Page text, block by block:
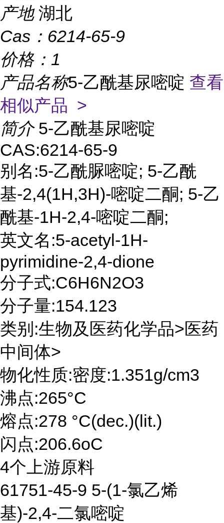
产地 湖北
Cas： 6214-65-9
价格： 1
产品名称5-乙酰基尿嘧啶 查看
相似产品 >
简介 5-乙酰基尿嘧啶
CAS:6214-65-9
别名:5-乙酰脲嘧啶; 5-乙酰
基-2,4(1H,3H)-嘧啶二酮; 5-乙
酰基-1H-2,4-嘧啶二酮;
英文名:5-acetyl-1H-
pyrimidine-2,4-dione
分子式:C6H6N2O3
分子量:154.123
类别:生物及医药化学品>医药
中间体>
物化性质:密度:1.351g/cm3
沸点:265°C
熔点:278 °C(dec.)(lit.)
闪点:206.6oC
4个上游原料
61751-45-9 5-(1-氯乙烯
基)-2,4-二氯嘧啶